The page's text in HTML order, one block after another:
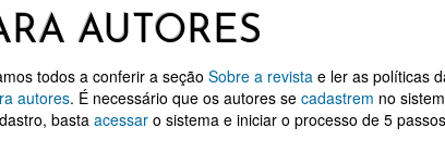
AUTORES
todos a conferir a seção Sobre a revista e ler as políticas
autores. É necessário que os autores se cadastrem no
basta acessar o sistema e iniciar o processo de 5